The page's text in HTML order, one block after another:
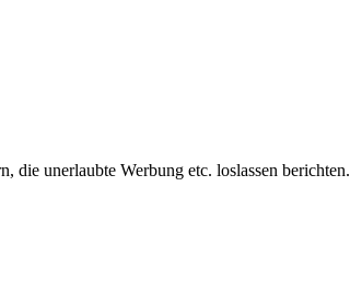
die unerlaubte Werbung etc. loslassen berichten.